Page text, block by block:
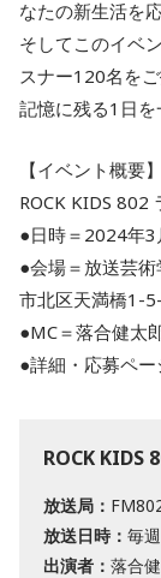
なたの新生活を
そしてこのイベ
スナー120名をご
記憶に残る1日を
【イベント概要】
ROCK KIDS
●日時＝2024年3
●会場＝放送芸
市北区天満橋1-5-
●MC＝落合健太
●詳細・応募ペー
ROCK KIDS
放送局：
放送日時： 毎
出演者： 落合